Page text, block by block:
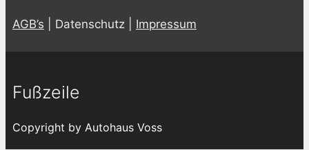
AGB’s | Datenschutz | Impressum
Fußzeile
Copyright by Autohaus Voss